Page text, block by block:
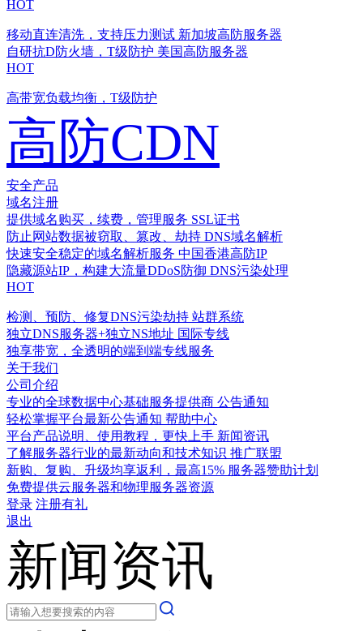
HOT
移动直连清洗，支持压力测试 新加坡高防服务器
自研抗D防火墙，T级防护 美国高防服务器
HOT
高带宽负载均衡，T级防护
高防CDN
安全产品
域名注册
提供域名购买，续费，管理服务 SSL证书
防止网站数据被窃取、篡改、劫持 DNS域名解析
快速安全稳定的域名解析服务 中国香港高防IP
隐藏源站IP，构建大流量DDoS防御 DNS污染处理
HOT
检测、预防、修复DNS污染劫持 站群系统
独立DNS服务器+独立NS地址 国际专线
独享带宽，全透明的端到端专线服务
关于我们
公司介绍
专业的全球数据中心基础服务提供商 公告通知
轻松掌握平台最新公告通知 帮助中心
平台产品说明、使用教程，更快上手 新闻资讯
了解服务器行业的最新动向和技术知识 推广联盟
新购、复购、升级均享返利，最高15% 服务器赞助计划
免费提供云服务器和物理服务器资源
登录 注册有礼
退出
新闻资讯